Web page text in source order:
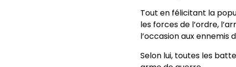
Tout en félicitant la
les forces de l’ordre,
l’occasion aux ennemis
Selon lui, toutes les